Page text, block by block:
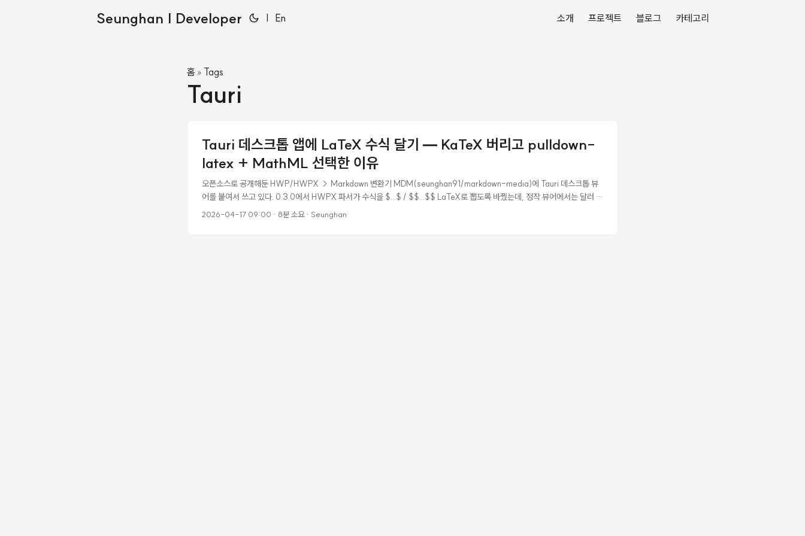
Seunghan | Developer | En 소개 프로젝트 블로그 카테고리
홈 » Tags
Tauri
Tauri 데스크톱 앱에 LaTeX 수식 달기 — KaTeX 버리고 pulldown-
latex + MathML 선택한 이유
오픈소스로 공개해둔 HWP/HWPX → Markdown 변환기 MDM(seunghan91/markdown-media)에 Tauri 데스크톱 뷰
어를 붙여서 쓰고 있다. 0.3.0에서 HWPX 파서가 수식을 $...$ / $$...$$ LaTeX로 뽑도록 바꿨는데, 정작 뷰어에서는 달러 기
호가 그대로 문자로 보였다. 수식 렌더링이 빠진 거다. 고치는 건 단순해 보였다. 마크다운 뷰어에 KaTeX 붙이면 끝. Obsidian,
2026-04-17 09:00 · 8분 소요· Seunghan